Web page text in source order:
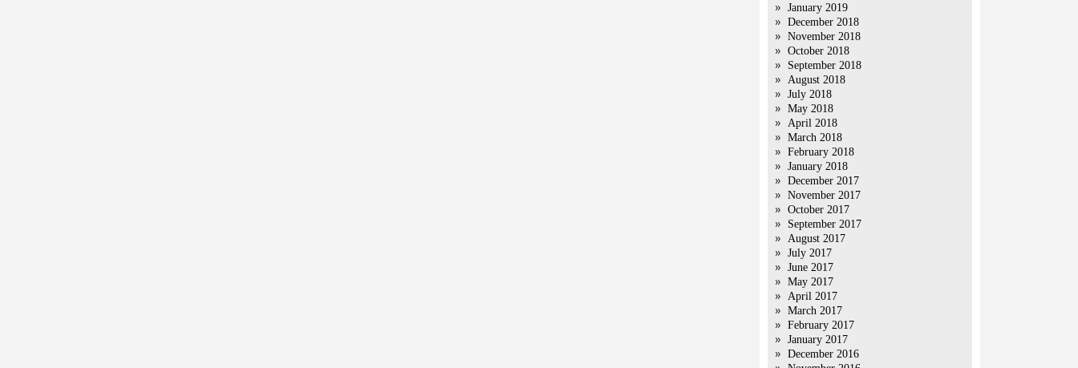
January 2019
December 2018
November 2018
October 2018
September 2018
August 2018
July 2018
May 2018
April 2018
March 2018
February 2018
January 2018
December 2017
November 2017
October 2017
September 2017
August 2017
July 2017
June 2017
May 2017
April 2017
March 2017
February 2017
January 2017
December 2016